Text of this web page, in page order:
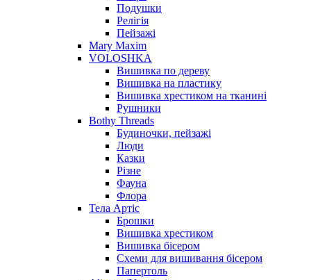
Подушки
Релігія
Пейзажі
Mary Maxim
VOLOSHKA
Вишивка по дереву
Вишивка на пластику
Вишивка хрестиком на тканині
Рушники
Bothy Threads
Будиночки, пейзажі
Люди
Казки
Різне
Фауна
Флора
Тела Артіс
Брошки
Вишивка хрестиком
Вишивка бісером
Схеми для вишивання бісером
Папертоль